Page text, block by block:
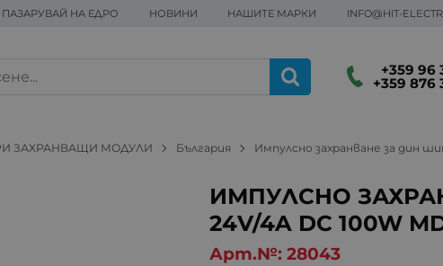
ПАЗАРУВАЙ НА ЕДРО НОВИНИ НАШИТЕ МАРКИ INFO@HIT-
+359 96
+359 876
ЗАХРАНВАЩИ МОДУЛИ България Импулсно захранване за дин
ИМПУЛСНО
24V/4A DC 100W
Арт.№: 28043